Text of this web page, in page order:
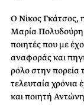
Ο Νίκος Γκάτσος,
Μαρία Πολυδούρη
ποιητές που με
αναφοράς και
ρόλο στην πορεία
τελευταία χρόνια
και ποιητή